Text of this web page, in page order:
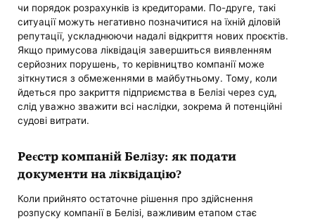
чи порядок розрахунків із кредиторами. По-друге, такі
ситуації можуть негативно позначитися на їхній діловій
репутації, ускладнюючи надалі відкриття нових проєктів.
Якщо примусова ліквідація завершиться виявленням
серйозних порушень, то керівництво компанії може
зіткнутися з обмеженнями в майбутньому. Тому, коли
йдеться про закриття підприємства в Белізі через суд,
слід уважно зважити всі наслідки, зокрема й потенційні
судові витрати.
Реєстр компаній Белізу: як подати
документи на ліквідацію?
Коли прийнято остаточне рішення про здійснення
розпуску компанії в Белізі, важливим етапом стає